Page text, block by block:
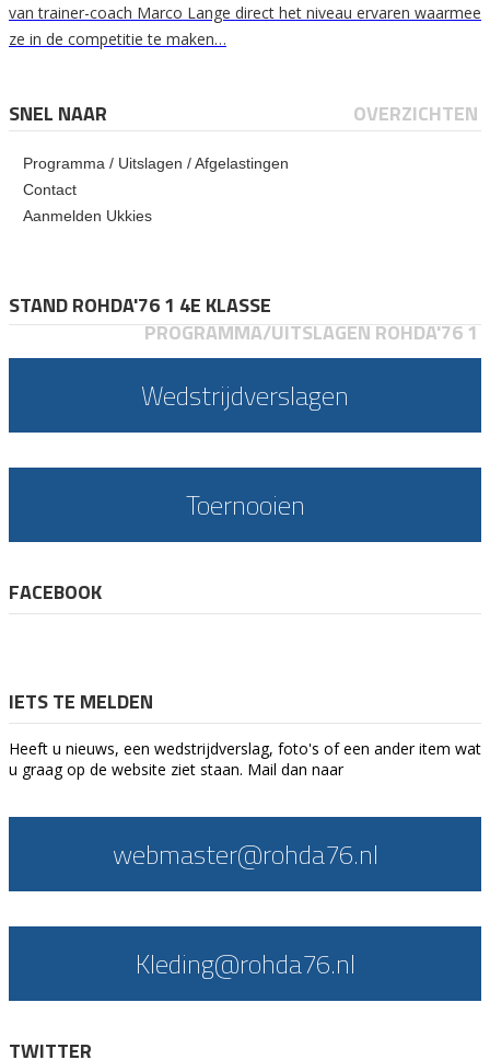
van trainer-coach Marco Lange direct het niveau ervaren waarmee
ze in de competitie te maken…
SNEL NAAR OVERZICHTEN
Programma / Uitslagen / Afgelastingen
Contact
Aanmelden Ukkies
STAND ROHDA'76 1 4E KLASSE
PROGRAMMA/UITSLAGEN ROHDA'76 1
Wedstrijdverslagen
Toernooien
FACEBOOK
IETS TE MELDEN
Heeft u nieuws, een wedstrijdverslag, foto's of een ander item wat
u graag op de website ziet staan. Mail dan naar
webmaster@rohda76.nl
Kleding@rohda76.nl
TWITTER